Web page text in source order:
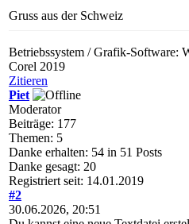
Gruss aus der Schweiz
Betriebssystem / Grafik-Software:
Corel 2019
Zitieren
Piet
Moderator
Beiträge: 177
Themen: 5
Danke erhalten: 54 in 51 Posts
Danke gesagt: 20
Registriert seit: 14.01.2019
#2
30.06.2026, 20:51